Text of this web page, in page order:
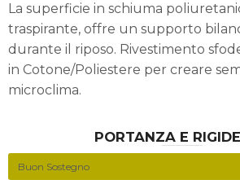
La superficie in schiuma
traspirante, offre un supporto
durante il riposo. Rivestimento
in Cotone/Poliestere per creare
microclima.
PORTANZA E
Buon Sostegno